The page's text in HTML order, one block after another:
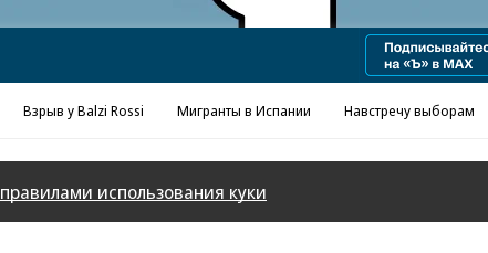
Взрыв у Balzi Rossi Мигранты в Испании Навстречу выборам
правилами использования куки